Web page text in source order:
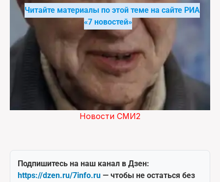
Читайте материалы по этой теме на сайте РИА
«7 новостей»
Новости СМИ2
Подпишитесь на наш канал в Дзен:
https://dzen.ru/7info.ru — чтобы не остаться без